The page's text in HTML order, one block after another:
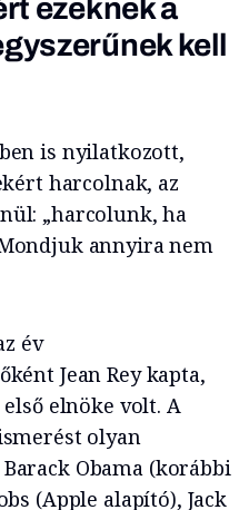
ezeknek a
kell
is nyilatkozott,
harcolnak, az
„harcolunk, ha
annyira nem
év
Jean Rey kapta,
elnöke volt. A
olyan
Obama (korábbi
(Apple alapító), Jack